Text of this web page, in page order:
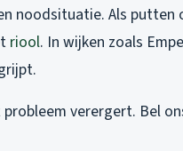
noodsituatie. Als
riool. In wijken zoals
verergert. Bel